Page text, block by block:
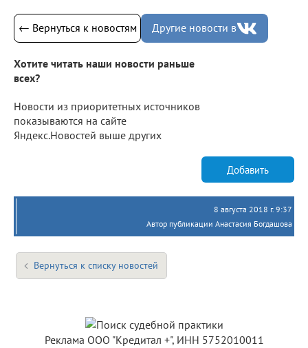
← Вернуться к новостям Другие новости в
Хотите читать наши новости раньше
всех?
Новости из приоритетных источников
показываются на сайте
Яндекс.Новостей выше других
Добавить
8 августа 2018 г. 9:37
Автор публикации Анастасия Богдашова
Вернуться к списку новостей
Реклама ООО "Кредитал +", ИНН 5752010011